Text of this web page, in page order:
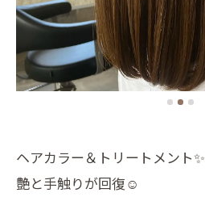
ヘアカラー＆トリートメント✨
艶と手触りが回復☺️